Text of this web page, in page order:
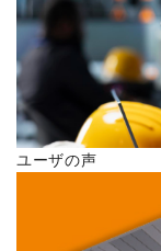
ユーザの声